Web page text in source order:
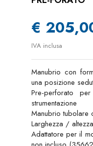
€
IVA inclusa
Manubrio con
una posizione
Pre-perforato
strumentazione
Manubrio tubolare
Larghezza /
Adattatore per il